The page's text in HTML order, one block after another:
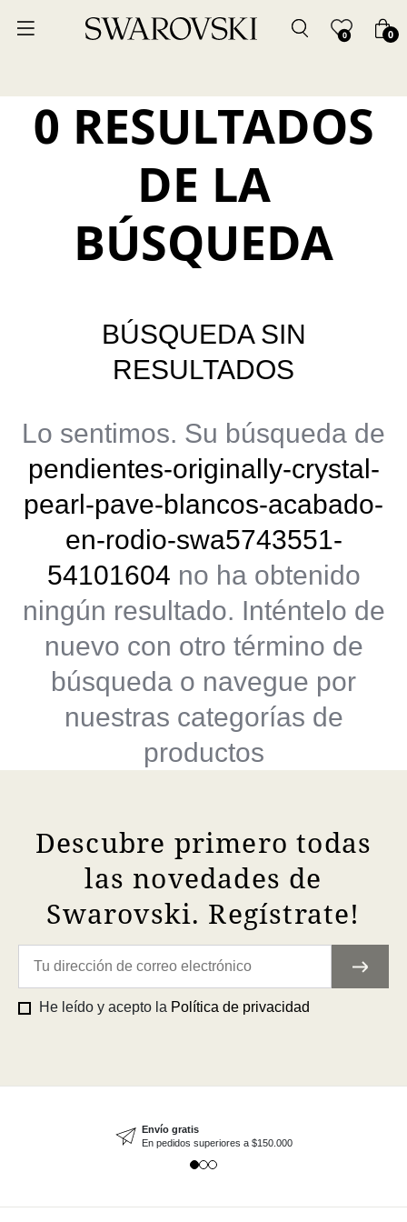
0 0
0 RESULTADOS
DE LA
BÚSQUEDA
BÚSQUEDA SIN
RESULTADOS
Lo sentimos. Su búsqueda de
pendientes-originally-crystal-
pearl-pave-blancos-acabado-
en-rodio-swa5743551-
54101604 no ha obtenido
ningún resultado. Inténtelo de
nuevo con otro término de
búsqueda o navegue por
nuestras categorías de
productos
Descubre primero todas
las novedades de
Swarovski. Regístrate!
He leído y acepto la Política de privacidad
Envío gratis
En pedidos superiores a $150.000